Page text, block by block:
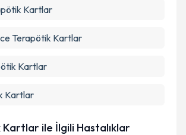
Kartlar
Terapötik Kartlar
Kartlar
Kartlar
ile İlgili Hastalıklar